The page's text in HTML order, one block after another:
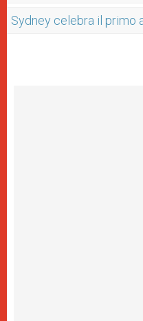
Sydney celebra il primo